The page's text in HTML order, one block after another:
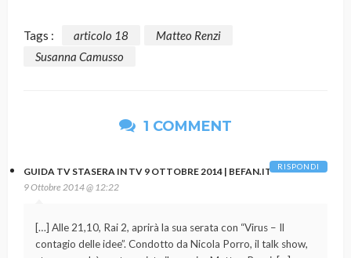
Tags : articolo 18
Matteo Renzi
Susanna Camusso
1 COMMENT
GUIDA TV STASERA IN TV 9 OTTOBRE 2014 | BEFAN.IT
9 Ottobre 2014 @ 12:22
[…] Alle 21,10, Rai 2, aprirà la sua serata con “Virus – Il
contagio delle idee”. Condotto da Nicola Porro, il talk show,
RISPONDI